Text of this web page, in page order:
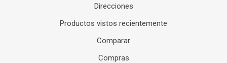
Direcciones
Productos vistos recientemente
Comparar
Compras